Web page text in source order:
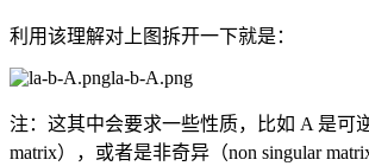
利用该理解对上图拆开一下就是：
la-b-A.png
注：这其中会要求一些性质，比如 A 是可
matrix），或者是非奇异（non singular